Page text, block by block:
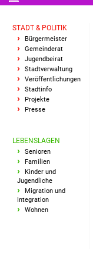
STADT & POLITIK
Bürgermeister
Gemeinderat
Jugendbeirat
Stadtverwaltung
Veröffentlichungen
Stadtinfo
Projekte
Presse
LEBENSLAGEN
Senioren
Familien
Kinder und
Jugendliche
Migration und
Integration
Wohnen